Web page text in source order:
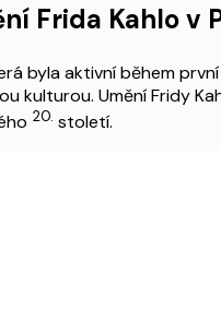
Frida Kahlo v
byla aktivní během
kulturou. Umění Fridy
20. století.